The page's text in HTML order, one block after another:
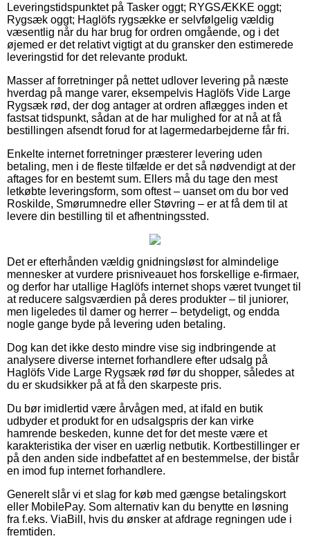
Leveringstidspunktet på Tasker oggt; RYGSÆKKE oggt;
Rygsæk oggt; Haglöfs rygsække er selvfølgelig vældig
væsentlig når du har brug for ordren omgående, og i det
øjemed er det relativt vigtigt at du gransker den estimerede
leveringstid for det relevante produkt.
Masser af forretninger på nettet udlover levering på næste
hverdag på mange varer, eksempelvis Haglöfs Vide Large
Rygsæk rød, der dog antager at ordren aflægges inden et
fastsat tidspunkt, sådan at de har mulighed for at nå at få
bestillingen afsendt forud for at lagermedarbejderne får fri.
Enkelte internet forretninger præsterer levering uden
betaling, men i de fleste tilfælde er det så nødvendigt at der
aftages for en bestemt sum. Ellers må du tage den mest
letkøbte leveringsform, som oftest – uanset om du bor ved
Roskilde, Smørumnedre eller Støvring – er at få dem til at
levere din bestilling til et afhentningssted.
Det er efterhånden vældig gnidningsløst for almindelige
mennesker at vurdere prisniveauet hos forskellige e-firmaer,
og derfor har utallige Haglöfs internet shops været tvunget til
at reducere salgsværdien på deres produkter – til juniorer,
men ligeledes til damer og herrer – betydeligt, og endda
nogle gange byde på levering uden betaling.
Dog kan det ikke desto mindre vise sig indbringende at
analysere diverse internet forhandlere efter udsalg på
Haglöfs Vide Large Rygsæk rød før du shopper, således at
du er skudsikker på at få den skarpeste pris.
Du bør imidlertid være årvågen med, at ifald en butik
udbyder et produkt for en udsalgspris der kan virke
hamrende beskeden, kunne det for det meste være et
karakteristika der viser en uærlig netbutik. Kortbestillinger er
på den anden side indbefattet af en bestemmelse, der bistår
en imod fup internet forhandlere.
Generelt slår vi et slag for køb med gængse betalingskort
eller MobilePay. Som alternativ kan du benytte en løsning
fra f.eks. ViaBill, hvis du ønsker at afdrage regningen ude i
fremtiden.